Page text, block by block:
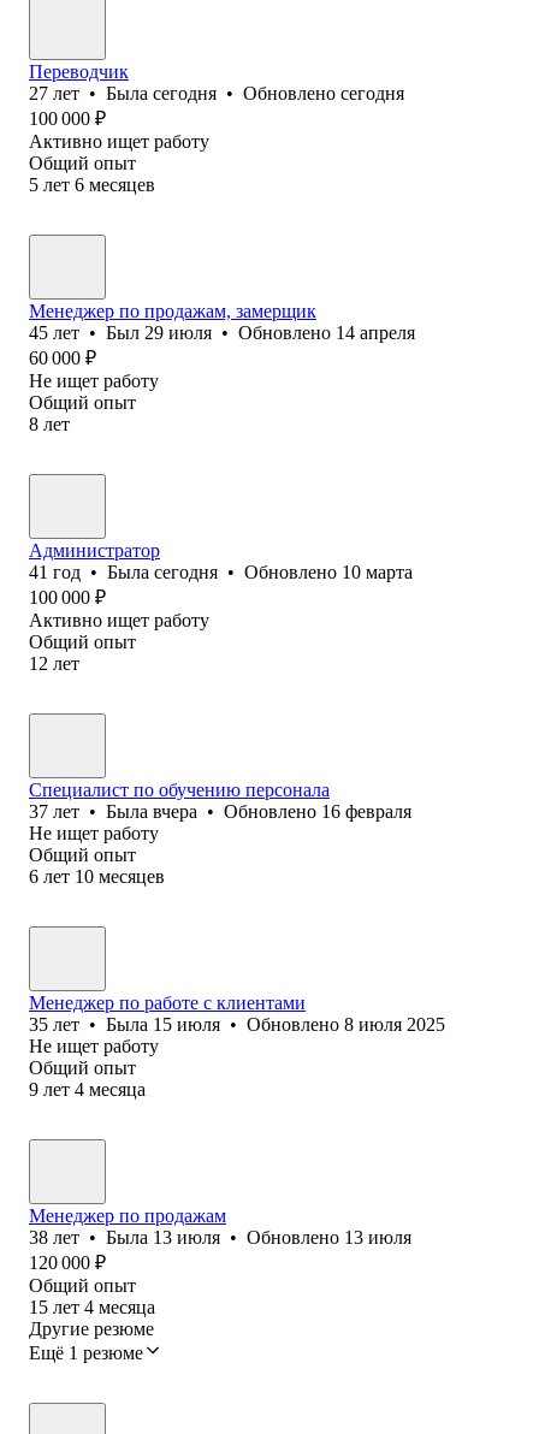
Переводчик
27 лет • Была сегодня • Обновлено сегодня
100 000 ₽
Активно ищет работу
Общий опыт
5 лет 6 месяцев
Менеджер по продажам, замерщик
45 лет • Был 29 июля • Обновлено 14 апреля
60 000 ₽
Не ищет работу
Общий опыт
8 лет
Администратор
41 год • Была сегодня • Обновлено 10 марта
100 000 ₽
Активно ищет работу
Общий опыт
12 лет
Специалист по обучению персонала
37 лет • Была вчера • Обновлено 16 февраля
Не ищет работу
Общий опыт
6 лет 10 месяцев
Менеджер по работе с клиентами
35 лет • Была 15 июля • Обновлено 8 июля 2025
Не ищет работу
Общий опыт
9 лет 4 месяца
Менеджер по продажам
38 лет • Была 13 июля • Обновлено 13 июля
120 000 ₽
Общий опыт
15 лет 4 месяца
Другие резюме
Ещё 1 резюме